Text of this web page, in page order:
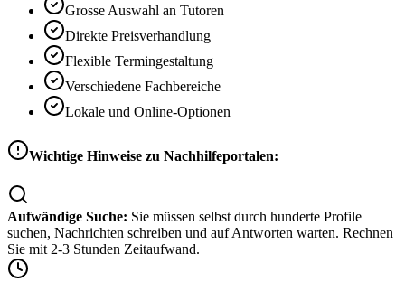
Grosse Auswahl an Tutoren
Direkte Preisverhandlung
Flexible Termingestaltung
Verschiedene Fachbereiche
Lokale und Online-Optionen
Wichtige Hinweise zu Nachhilfeportalen:
Aufwändige Suche: Sie müssen selbst durch hunderte Profile
suchen, Nachrichten schreiben und auf Antworten warten. Rechnen
Sie mit 2-3 Stunden Zeitaufwand.